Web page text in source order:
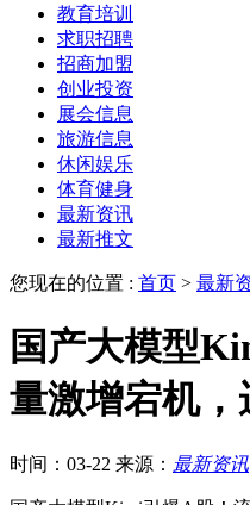
教育培训
求职招聘
招商加盟
创业投资
展会信息
旅游信息
休闲娱乐
体育健身
最新资讯
最新推文
您现在的位置 : 首页 > 最新
国产大模型
量激增宕机
时间：03-22 来源： 最新资讯